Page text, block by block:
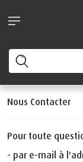
Vous
Nous Contacter
Pour toute
- par e-mail à